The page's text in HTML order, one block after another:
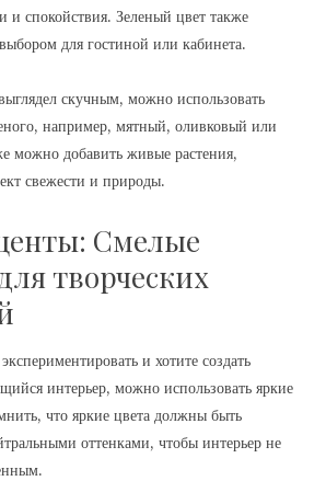
спокойствия. Зеленый цвет также
для гостиной или кабинета.
скучным, можно использовать
например, мятный, оливковый или
можно добавить живые растения,
свежести и природы.
Смелые
творческих
и хотите создать
интерьер, можно использовать яркие
что яркие цвета должны быть
оттенками, чтобы интерьер не